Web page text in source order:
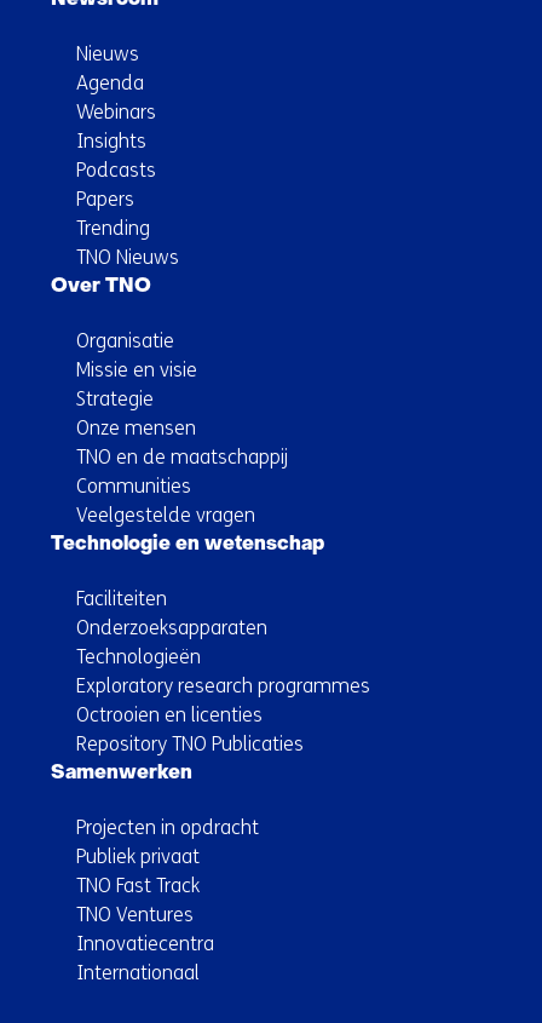
Nieuws
Agenda
Webinars
Insights
Podcasts
Papers
Trending
TNO Nieuws
Over TNO
Organisatie
Missie en visie
Strategie
Onze mensen
TNO en de maatschappij
Communities
Veelgestelde vragen
Technologie en wetenschap
Faciliteiten
Onderzoeksapparaten
Technologieën
Exploratory research programmes
Octrooien en licenties
Repository TNO Publicaties
Samenwerken
Projecten in opdracht
Publiek privaat
TNO Fast Track
TNO Ventures
Innovatiecentra
Internationaal